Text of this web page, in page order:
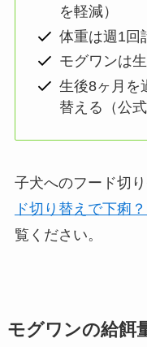
を軽減）
体重は週1回
モグワンは
生後8ヶ月を
替える（公式
子犬へのフード切
ド切り替えで下痢
覧ください。
モグワンの給餌